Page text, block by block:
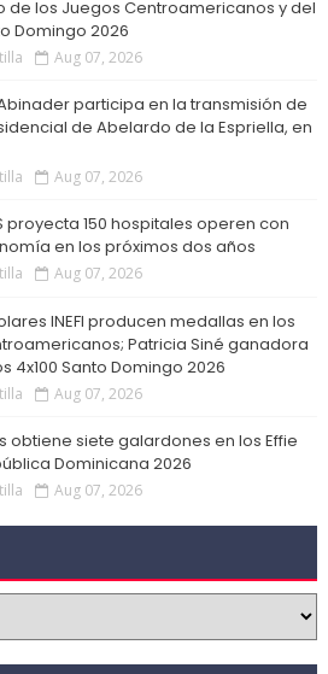
de los Juegos Centroamericanos y del
Domingo 2026
Aug 07, 2026
participa en la transmisión de
de Abelardo de la Espriella, en
Aug 07, 2026
proyecta 150 hospitales operen con
en los próximos dos años
Aug 07, 2026
INEFI producen medallas en los
Patricia Siné ganadora
4x100 Santo Domingo 2026
Aug 07, 2026
obtiene siete galardones en los Effie
Dominicana 2026
Aug 07, 2026